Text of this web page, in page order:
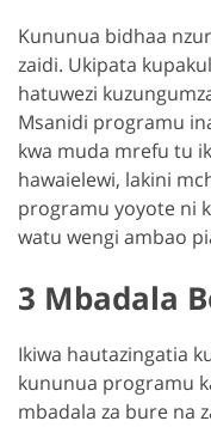
Kununua bidhaa
zaidi. Ukipata
hatuwezi
Msanidi programu
kwa muda mrefu tu
hawaielewi, lakini
programu yoyote ni
watu wengi ambao
3 Mbadala
Ikiwa hautazingatia
kununua programu
mbadala za bure na